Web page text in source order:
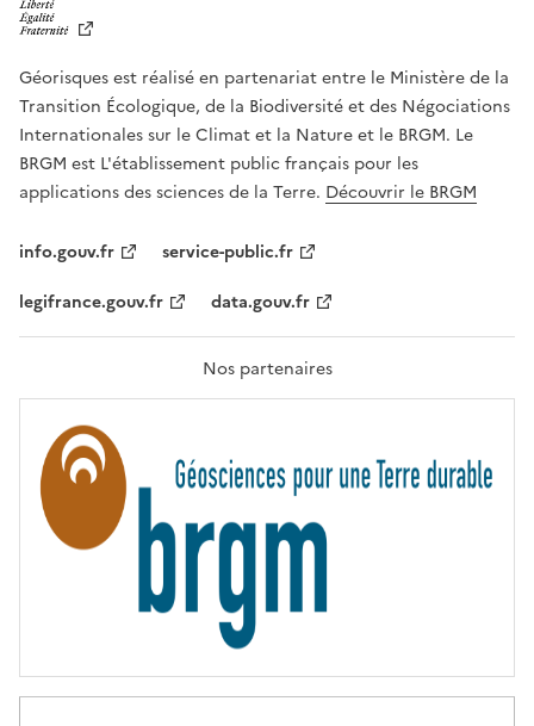
T
É
,
É
G
A
L
F
A
T
R
T
É
Géorisques est réalisé en partenariat entre le Ministère de la
Transition Écologique, de la Biodiversité et des Négociations
Internationales sur le Climat et la Nature et le BRGM. Le
BRGM est L'établissement public français pour les
applications des sciences de la Terre. Découvrir le BRGM
info.gouv.fr
service-public.fr
legifrance.gouv.fr
data.gouv.fr
Nos partenaires